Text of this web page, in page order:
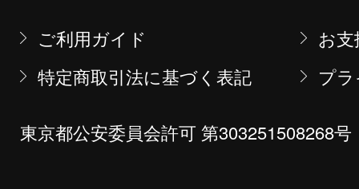
ご利用ガイド
お
特定商取引法に基づく表記
プ
東京都公安委員会許可 第303251508268号